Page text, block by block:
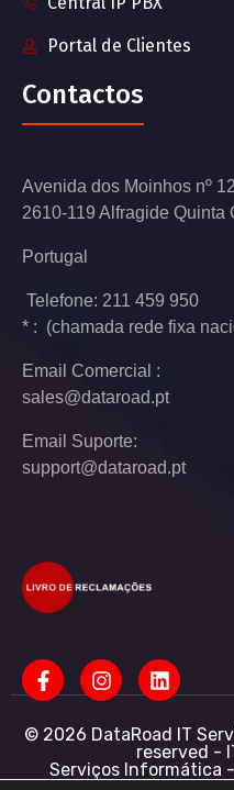
Portal de Clientes
Contactos
Avenida dos Moinhos nº
2610-119 Alfragide Quinta
Portugal
Telefone: 211 459 950
* : (chamada rede fixa
Email Comercial :
sales@dataroad.pt
Email Suporte:
support@dataroad.pt
© 2026 DataRoad IT
reserved -
Serviços Informática